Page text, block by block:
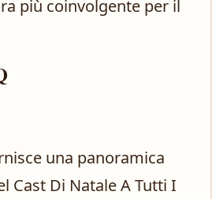
più coinvolgente per il
una panoramica
Cast Di Natale A Tutti I